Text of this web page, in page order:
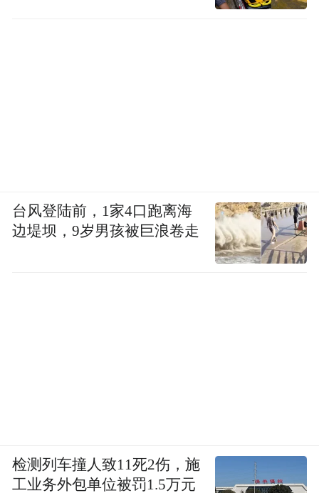
台风登陆前，1家4口跑离海
边堤坝，9岁男孩被巨浪卷走
检测列车撞人致11死2伤，施
工业务外包单位被罚1.5万元